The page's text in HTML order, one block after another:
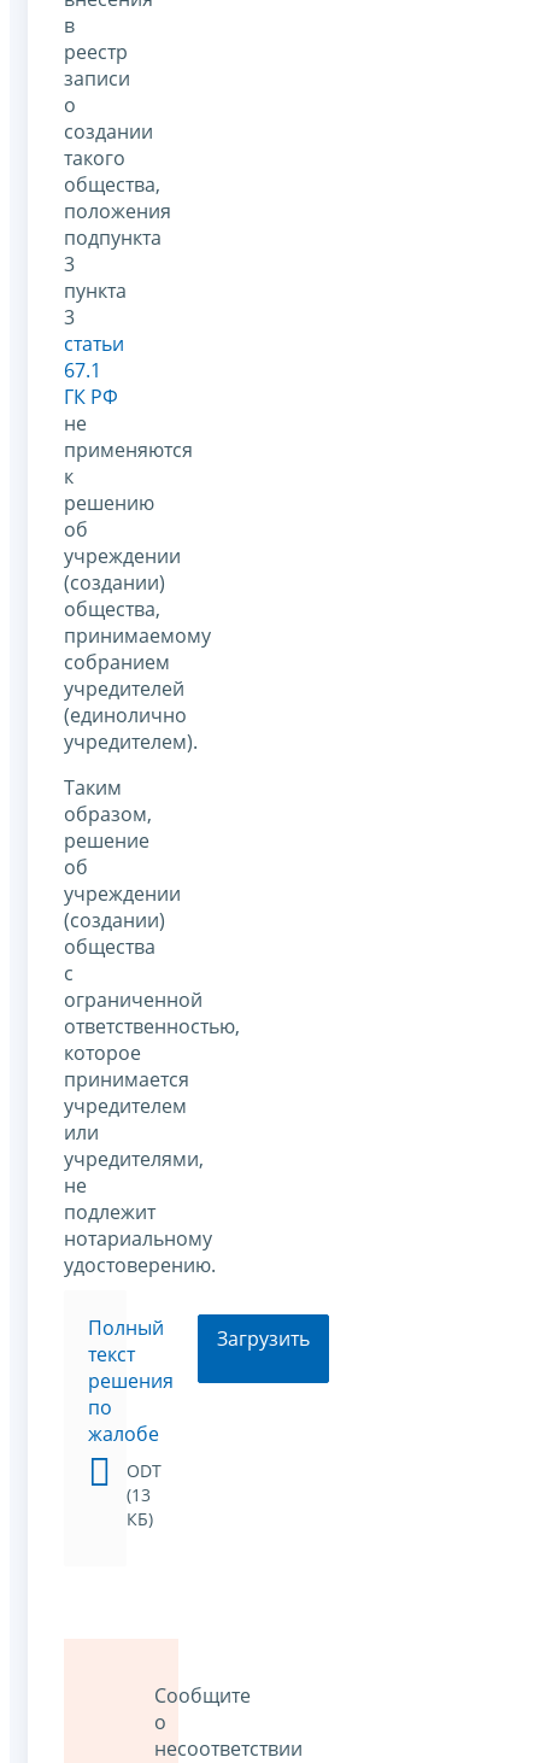
в
реестр
записи
о
создании
такого
общества,
положения
подпункта
3
пункта
3
статьи
67.1
ГК РФ
не
применяются
к
решению
об
учреждении
(создании)
общества,
принимаемому
собранием
учредителей
(единолично
учредителем).
Таким
образом,
решение
об
учреждении
(создании)
общества
с
ограниченной
ответственностью,
которое
принимается
учредителем
или
учредителями,
не
подлежит
нотариальному
удостоверению.
Полный
текст
решения
по
жалобе
ODT
(13
КБ)
Загрузить
Сообщите
о
несоответствии